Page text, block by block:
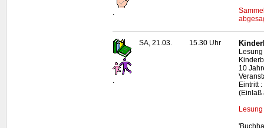
.
.
SA, 21.03. 15.30 Uhr
10
Eintritt
(Einlaß